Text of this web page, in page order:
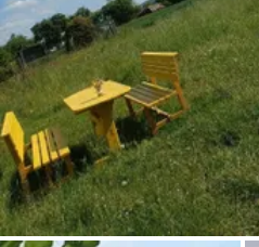
Rutas
Pregunta Howdy
Inspiración fotográfica
Consejos e inspiración
Historias